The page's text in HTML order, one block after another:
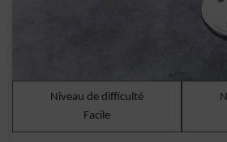
Niveau de difficulté
Facile